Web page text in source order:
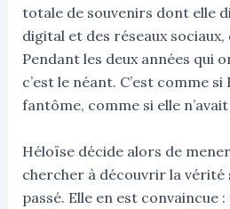
totale de souvenirs dont elle
digital et des réseaux sociaux,
Pendant les deux années qui
c’est le néant. C’est comme
fantôme, comme si elle
Héloïse décide alors de
chercher à découvrir la vérité
passé. Elle en est convaincue